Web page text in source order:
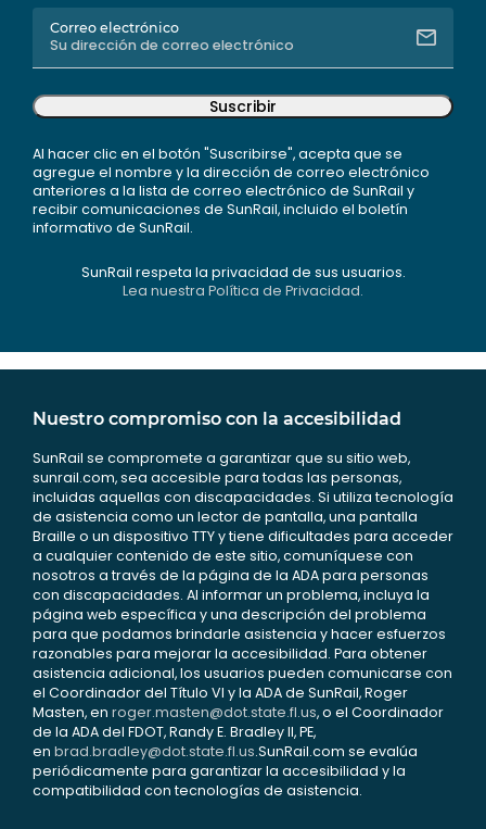
Correo electrónico
Suscribir
Al hacer clic en el botón "Suscribirse", acepta que se
agregue el nombre y la dirección de correo electrónico
anteriores a la lista de correo electrónico de SunRail y
recibir comunicaciones de SunRail, incluido el boletín
informativo de SunRail.
SunRail respeta la privacidad de sus usuarios.
Lea nuestra Política de Privacidad.
Nuestro compromiso con la accesibilidad
SunRail se compromete a garantizar que su sitio web,
sunrail.com, sea accesible para todas las personas,
incluidas aquellas con discapacidades. Si utiliza tecnología
de asistencia como un lector de pantalla, una pantalla
Braille o un dispositivo TTY y tiene dificultades para acceder
a cualquier contenido de este sitio, comuníquese con
nosotros a través de la página de la ADA para personas
con discapacidades. Al informar un problema, incluya la
página web específica y una descripción del problema
para que podamos brindarle asistencia y hacer esfuerzos
razonables para mejorar la accesibilidad. Para obtener
asistencia adicional, los usuarios pueden comunicarse con
el Coordinador del Título VI y la ADA de SunRail, Roger
Masten, en roger.masten@dot.state.fl.us, o el Coordinador
de la ADA del FDOT, Randy E. Bradley II, PE,
en brad.bradley@dot.state.fl.us.SunRail.com se evalúa
periódicamente para garantizar la accesibilidad y la
compatibilidad con tecnologías de asistencia.